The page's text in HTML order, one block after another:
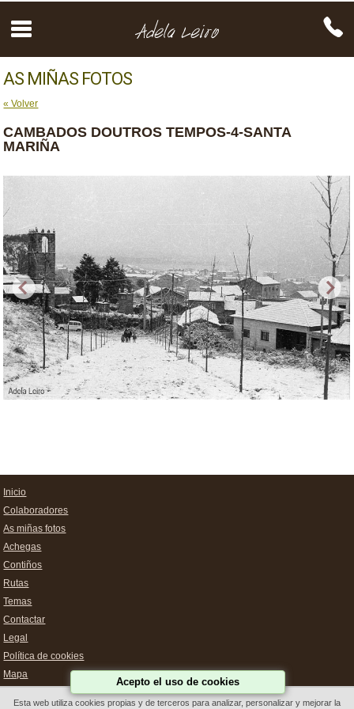
AS MIÑAS FOTOS
« Volver
CAMBADOS DOUTROS TEMPOS-4-SANTA
MARIÑA
Inicio
Colaboradores
As miñas fotos
Achegas
Contiños
Rutas
Temas
Contactar
Legal
Política de cookies
Mapa
Acepto el uso de cookies
Esta web utiliza cookies propias y de terceros para analizar, personalizar y mejorar la